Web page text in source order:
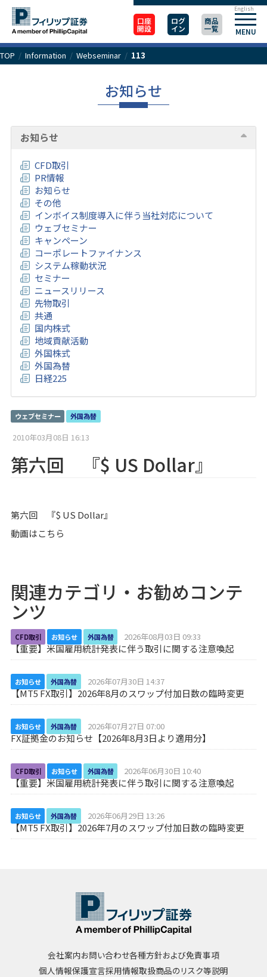
口座
開設
ログ
イン
商品
一覧 MENU
English
TOP / Information / Webseminar / 113
お知らせ
お知らせ
CFD取引
PR情報
お知らせ
その他
インボイス制度導入に伴う当社対応について
ウェブセミナー
キャンペーン
コーポレートファイナンス
システム稼動状況
セミナー
ニュースリリース
先物取引
共通
国内株式
地域貢献活動
外国株式
外国為替
日経225
ウェブセミナー 外国為替
2010年03月08日 16:13
第六回 『$ US Dollar』
第六回 『$ US Dollar』
動画はこちら
関連カテゴリ・お勧めコンテ
ンツ
CFD取引 お知らせ 外国為替 2026年08月03日 09:33
【重要】米国雇用統計発表に伴う取引に関する注意喚起
お知らせ 外国為替 2026年07月30日 14:37
【MT5 FX取引】2026年8月のスワップ付加日数の臨時変更
お知らせ 外国為替 2026年07月27日 07:00
FX証拠金のお知らせ【2026年8月3日より適用分】
CFD取引 お知らせ 外国為替 2026年06月30日 10:40
【重要】米国雇用統計発表に伴う取引に関する注意喚起
お知らせ 外国為替 2026年06月29日 13:26
【MT5 FX取引】2026年7月のスワップ付加日数の臨時変更
会社案内お問い合わせ各種方針および免責事項
個人情報保護宣言採用情報取扱商品のリスク等説明